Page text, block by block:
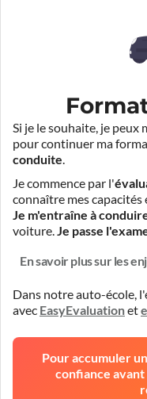
Si je le souhaite, je
pour continuer ma
conduite.
Je commence par l'
connaître mes
Je m'entraîne à
voiture.Je passe
En savoir plus sur les
Dans notre auto-école,
avec EasyEvaluationet
Pour accumuler
confiance